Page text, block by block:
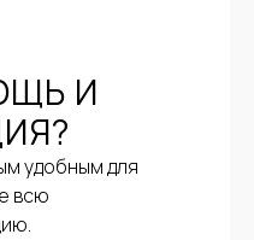
И
удобным для
всю